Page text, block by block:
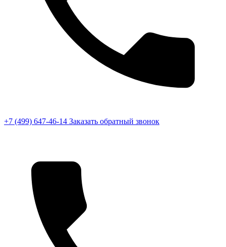
+7 (499) 647-46-14 Заказать обратный звонок